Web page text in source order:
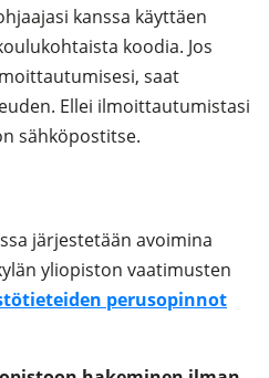
kanssa käyttäen
koodia. Jos
saat
Ellei ilmoittautumistasi
sähköpostitse.
järjestetään avoimina
yliopiston vaatimusten
perusopinnot